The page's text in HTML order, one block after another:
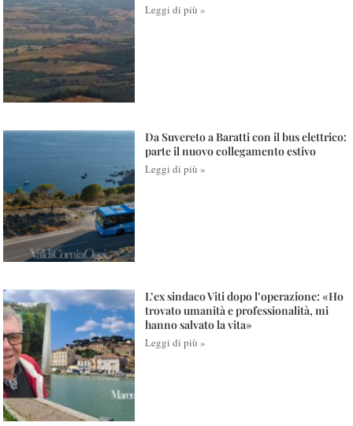
Leggi di più »
Da Suvereto a Baratti con il bus elettrico:
parte il nuovo collegamento estivo
Leggi di più »
L’ex sindaco Viti dopo l’operazione: «Ho
trovato umanità e professionalità, mi
hanno salvato la vita»
Leggi di più »